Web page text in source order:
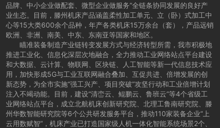
品牌、中小企业做配套、微型企业做服务”全链条协同发展的良好产
业生态。目前，滕州机床产品涵盖柔性加工单元、立（卧）式加工中
心等15大类600余个品种，年产各类机床15万余台（套），产品远销
欧洲、非洲、南美、中东、东南亚等国家和地区。
瞄准装备制造产业链转变发展方式与经济转型所需，我市积极地
推进工业化、信息化深层次地融合，全力推动工业网络站点平台建设
和大数据、云计算、物联网、区块链、人工智能等新一代信息技术应
用，加快形成5G与工业互联网融合叠加、互促共进、倍增发展的创
新态势，为全市实施“强工兴产、项目突破”攻坚行动和工业倍增计划
注入不竭动能。目前，建设“清峦云、鲲鹏云、鲁班云”等4个省级工
业网络站点平台，成立北航机床创新研究院、北理工鲁南研究院、滕
州华数智能研究院等6个公共研发服务平台，推动110家装备企业“上
云用数赋智”，机床产业已打造国家级人机一体化智能系统场景2个、